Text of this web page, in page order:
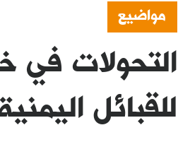
مواضيع
التحولات في
للقبائل